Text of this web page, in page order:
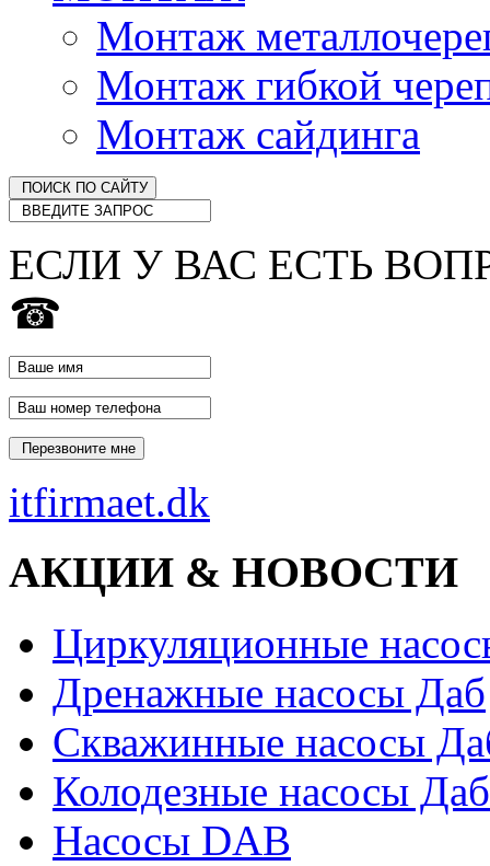
Монтаж
Монтаж гибкой
Монтаж сайдинга
ЕСЛИ У ВАС ЕСТЬ
☎
itfirmaet.dk
АКЦИИ & НОВОСТИ
Циркуляционные
Дренажные насосы Даб
Скважинные насосы
Колодезные насосы Даб
Насосы DAB